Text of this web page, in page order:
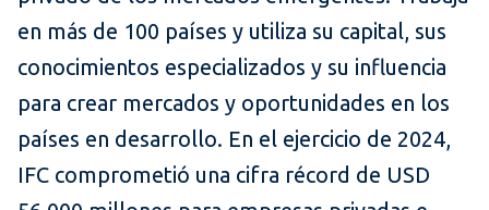
en más de 100 países y utiliza su capital, sus
conocimientos especializados y su influencia
para crear mercados y oportunidades en los
países en desarrollo. En el ejercicio de 2024,
IFC comprometió una cifra récord de USD